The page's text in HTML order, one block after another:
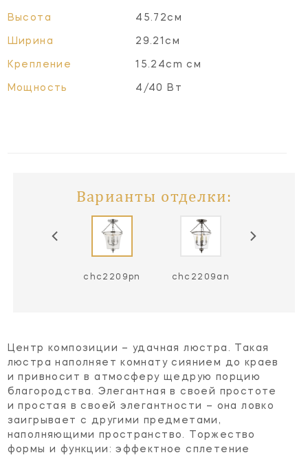
Высота 45.72см
Ширина 29.21см
Крепление 15.24cm см
Мощность 4/40 Вт
Варианты отделки:
chc2209pn chc2209an
Центр композиции – удачная люстра. Такая
люстра наполняет комнату сиянием до краев
и привносит в атмосферу щедрую порцию
благородства. Элегантная в своей простоте
и простая в своей элегантности – она ловко
заигрывает с другими предметами,
наполняющими пространство. Торжество
формы и функции: эффектное сплетение